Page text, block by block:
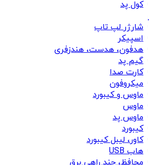
کول پد
شارژر لپ تاپ
اسپیکر
هدفون، هدست، هندزفری
گیم پد
کارت صدا
میکروفون
ماوس و کیبورد
ماوس
ماوس پد
کیبورد
کاور، لیبل کیبورد
هاب USB
محافظ، چند راهی برق